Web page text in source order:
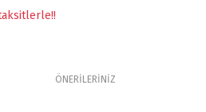
ÖNERİLERİNİZ